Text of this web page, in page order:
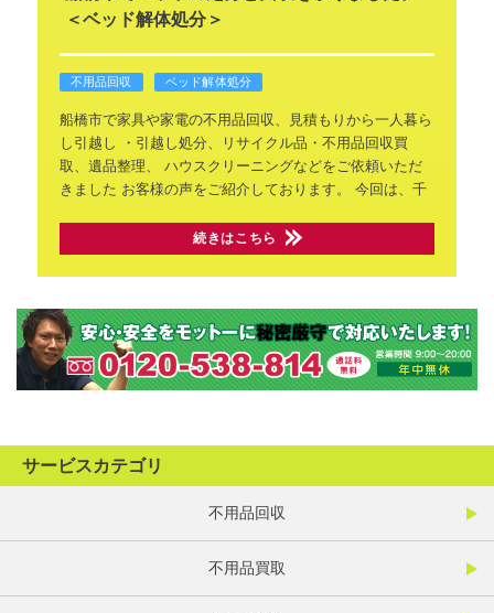
＜ベッド解体処分＞
不用品回収 ベッド解体処分
船橋市で家具や家電の不用品回収、見積もりから一人暮ら
し引越し
・引越し処分、リサイクル品・不用品回収買
取、遺品整理、
ハウスクリーニングなどをご依頼いただ
きました お客様の声をご紹介しております。 今回は、千
続きはこちら
サービスカテゴリ
不用品回収
不用品買取